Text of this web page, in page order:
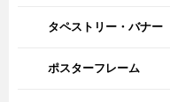
タペストリー・バナー
ポスターフレーム